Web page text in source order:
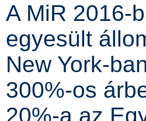
A MiR 2016-
egyesült
New York-
300%-os
20%-a az